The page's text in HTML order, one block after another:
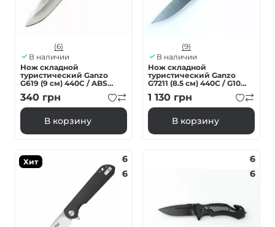
(6)
В наличии
Нож складной
туристический Ganzo
G619 (9 см) 440C / ABS
черный
340 грн
В корзину
(9)
В наличии
Нож складной
туристический Ganzo
G7211 (8.5 см) 440C / G10
черный
1 130 грн
В корзину
Хит
6
6
6
6